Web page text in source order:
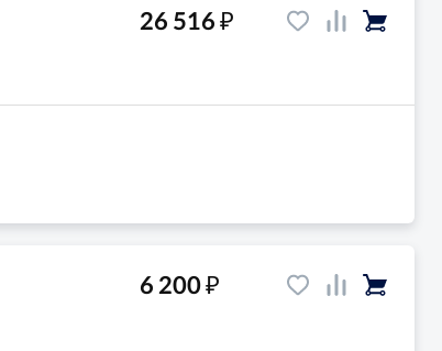
26 516 ₽
6 200₽